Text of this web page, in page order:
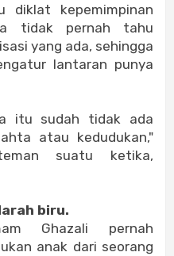
diklat kepemimpinan
tidak pernah tahu
yang ada, sehingga
lantaran punya
itu sudah tidak ada
atau kedudukan,"
suatu ketika,
biru.
Ghazali pernah
anak dari seorang